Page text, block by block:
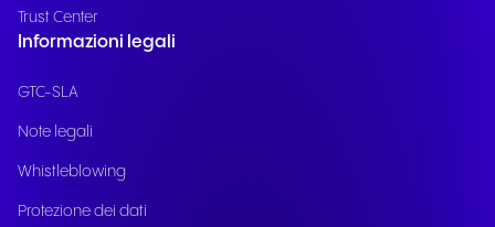
Trust Center
Informazioni legali
GTC-SLA
Note legali
Whistleblowing
Protezione dei dati